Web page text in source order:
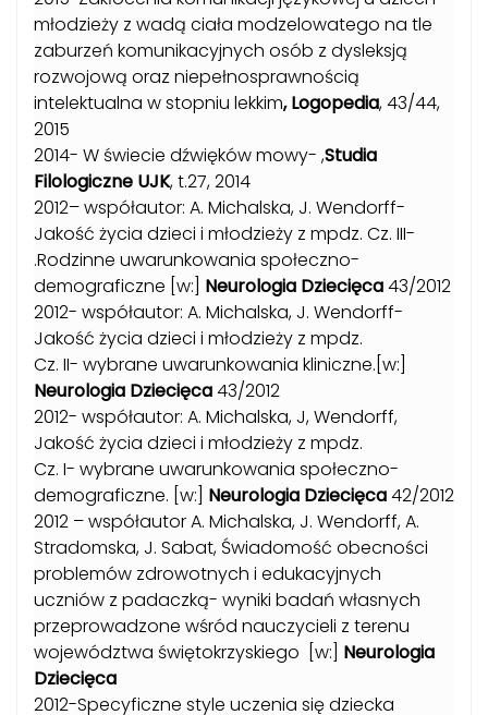
młodzieży z wadą ciała modzelowatego na tle
zaburzeń komunikacyjnych osób z dysleksją
rozwojową oraz niepełnosprawnością
intelektualna w stopniu lekkim, Logopedia, 43/44,
2015
2014- W świecie dźwięków mowy- ,Studia
Filologiczne UJK, t.27, 2014
2012– współautor: A. Michalska, J. Wendorff-
Jakość życia dzieci i młodzieży z mpdz. Cz. III-
.Rodzinne uwarunkowania społeczno-
demograficzne [w:] Neurologia Dziecięca43/2012
2012- współautor: A. Michalska, J. Wendorff-
Jakość życia dzieci i młodzieży z mpdz.
Cz. II- wybrane uwarunkowania kliniczne.[w:]
Neurologia Dziecięca43/2012
2012- współautor: A. Michalska, J, Wendorff,
Jakość życia dzieci i młodzieży z mpdz.
Cz. I- wybrane uwarunkowania społeczno-
demograficzne. [w:] Neurologia Dziecięca42/2012
2012 – współautor A. Michalska, J. Wendorff, A.
Stradomska, J. Sabat, Świadomość obecności
problemów zdrowotnych i edukacyjnych
uczniów z padaczką- wyniki badań własnych
przeprowadzone wśród nauczycieli z terenu
województwa świętokrzyskiego [w:] Neurologia
Dziecięca
2012-Specyficzne style uczenia się dziecka